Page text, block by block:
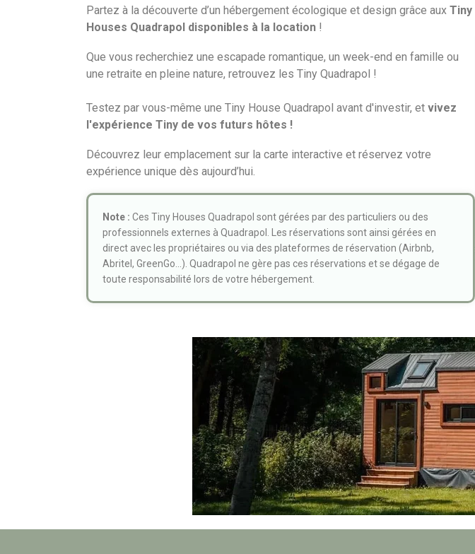
Partez à la découverte d’un hébergement écologique et design grâce aux Tiny
Houses Quadrapol disponibles à la location !
Que vous recherchiez une escapade romantique, un week-end en famille ou
une retraite en pleine nature, retrouvez les Tiny Quadrapol !
Testez par vous-même une Tiny House Quadrapol avant d'investir, et vivez
l'expérience Tiny de vos futurs hôtes !
Découvrez leur emplacement sur la carte interactive et réservez votre
expérience unique dès aujourd’hui.
Note : Ces Tiny Houses Quadrapol sont gérées par des particuliers ou des
professionnels externes à Quadrapol. Les réservations sont ainsi gérées en
direct avec les propriétaires ou via des plateformes de réservation (Airbnb,
Abritel, GreenGo...). Quadrapol ne gère pas ces réservations et se dégage de
toute responsabilité lors de votre hébergement.